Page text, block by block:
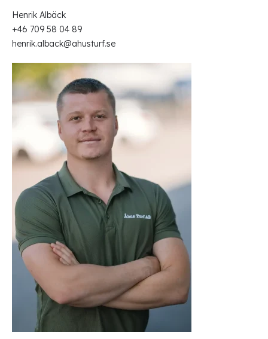
Henrik Albäck
+46 709 58 04 89
henrik.alback@ahusturf.se